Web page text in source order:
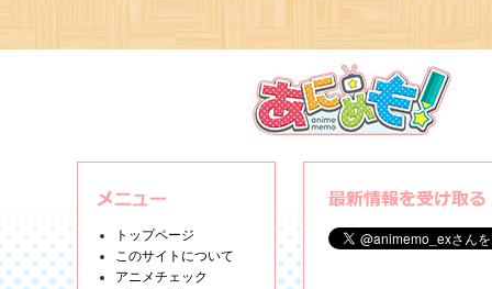
トップページ
このサイトについて
アニメチェック